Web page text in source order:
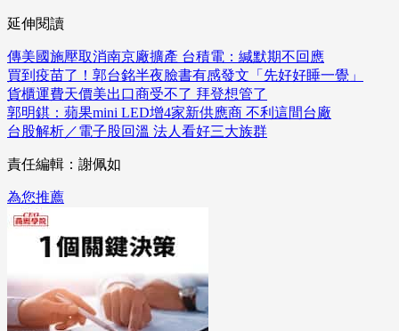
延伸閱讀
傳美國施壓取消南京廠擴產 台積電：緘默期不回應
買到疫苗了！郭台銘半夜臉書有感發文「先好好睡一覺」
貨櫃運費天價美出口商受不了 拜登想管了
郭明錤：蘋果mini LED增4家新供應商 不利這間台廠
台股解析／電子股回溫 法人看好三大族群
責任編輯：謝佩如
為您推薦